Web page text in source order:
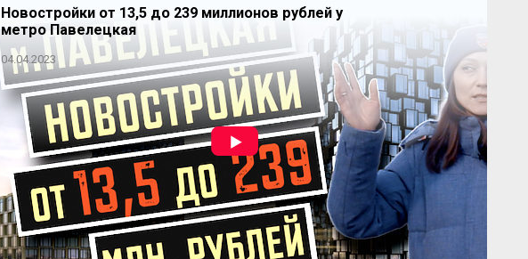
Новостройки от 13,5 до 239 миллионов рублей у
метро Павелецкая
04.04.2023